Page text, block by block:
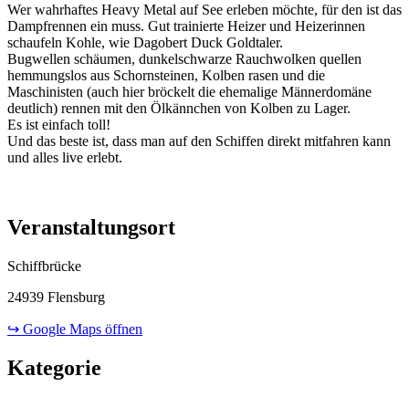
Wer wahrhaftes Heavy Metal auf See erleben möchte, für den ist das
Dampfrennen ein muss. Gut trainierte Heizer und Heizerinnen
schaufeln Kohle, wie Dagobert Duck Goldtaler.
Bugwellen schäumen, dunkelschwarze Rauchwolken quellen
hemmungslos aus Schornsteinen, Kolben rasen und die
Maschinisten (auch hier bröckelt die ehemalige Männerdomäne
deutlich) rennen mit den Ölkännchen von Kolben zu Lager.
Es ist einfach toll!
Und das beste ist, dass man auf den Schiffen direkt mitfahren kann
und alles live erlebt.
Veranstaltungsort
Schiffbrücke
24939 Flensburg
↪ Google Maps öffnen
Kategorie